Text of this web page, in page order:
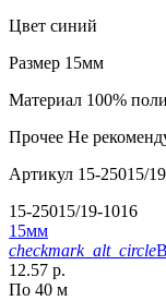
Цвет синий
Размер 15мм
Материал 100%
Прочее Не
Артикул 15-25015/
15-25015/19-1016
15мм
checkmark_alt_circle
12.57 р.
По 40 м